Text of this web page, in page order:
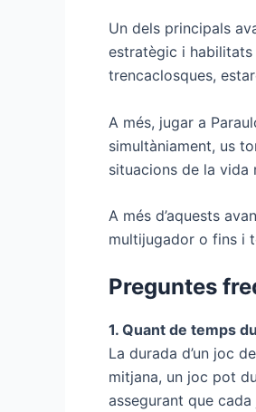
Un dels principals
estratègic i habilitats
trencaclosques,
A més, jugar a
simultàniament, us
situacions de la vida
A més d’aquests
multijugador o fins i
Preguntes
1. Quant de temps
La durada d’un joc
mitjana, un joc pot
assegurant que